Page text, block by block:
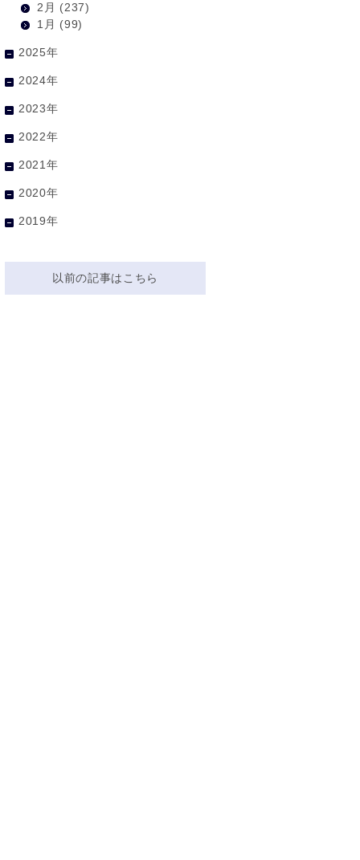
2月 (237)
1月 (99)
2025年
2024年
2023年
2022年
2021年
2020年
2019年
以前の記事はこちら